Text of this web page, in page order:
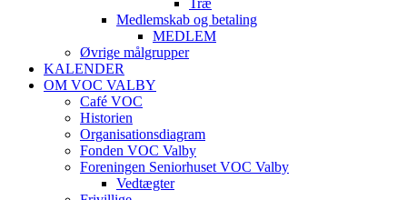
Træ
Medlemskab og betaling
MEDLEM
Øvrige målgrupper
KALENDER
OM VOC VALBY
Café VOC
Historien
Organisationsdiagram
Fonden VOC Valby
Foreningen Seniorhuset VOC Valby
Vedtægter